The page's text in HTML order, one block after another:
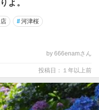
よ。
#河津桜
by 666enamさん
投稿日：１年以上前